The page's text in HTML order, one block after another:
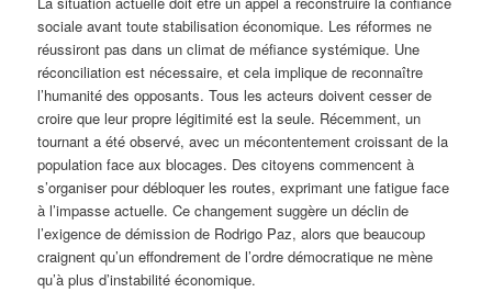
sociale avant toute stabilisation économique. Les réformes ne
réussiront pas dans un climat de méfiance systémique. Une
réconciliation est nécessaire, et cela implique de reconnaître
l’humanité des opposants. Tous les acteurs doivent cesser de
croire que leur propre légitimité est la seule. Récemment, un
tournant a été observé, avec un mécontentement croissant de la
population face aux blocages. Des citoyens commencent à
s’organiser pour débloquer les routes, exprimant une fatigue face
à l’impasse actuelle. Ce changement suggère un déclin de
l’exigence de démission de Rodrigo Paz, alors que beaucoup
craignent qu’un effondrement de l’ordre démocratique ne mène
qu’à plus d’instabilité économique.